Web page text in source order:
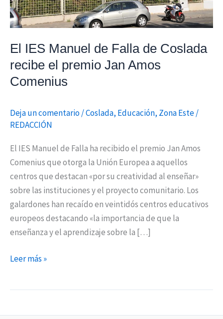
El IES Manuel de Falla de Coslada
recibe el premio Jan Amos
Comenius
Deja un comentario/Coslada, Educación, Zona Este/
REDACCIÓN
El IES Manuel de Falla ha recibido el premio Jan Amos
Comenius que otorga la Unión Europea a aquellos
centros que destacan «por su creatividad al enseñar»
sobre las instituciones y el proyecto comunitario. Los
galardones han recaído en veintidós centros educativos
europeos destacando «la importancia de que la
enseñanza y el aprendizaje sobre la […]
el
premio
Amos
Comenius
Leer más »